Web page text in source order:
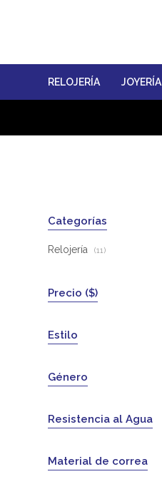
RELOJERÍA JOYERÍA
Categorías
Relojería (11)
Precio ($)
Estilo
Género
Resistencia al Agua
Material de correa